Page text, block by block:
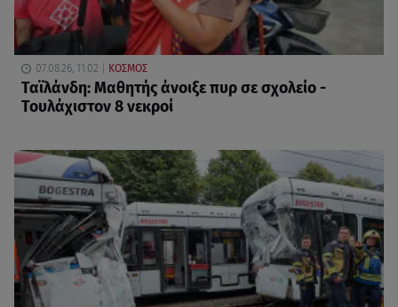
07.08.26, 11:02 ΚΟΣΜΟΣ
Ταϊλάνδη: Μαθητής άνοιξε πυρ σε σχολείο -
Τουλάχιστον 8 νεκροί